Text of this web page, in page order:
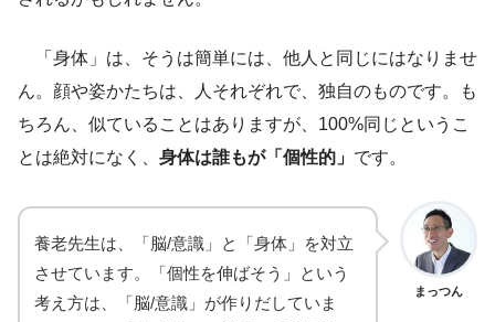
「身体」は、そうは簡単には、他人と同じにはなりませ
ん。顔や姿かたちは、人それぞれで、独自のものです。も
ちろん、似ていることはありますが、100%同じというこ
とは絶対になく、 身体は誰もが「個性的」 です。
まっつん
養老先生は、「脳/意識」と「身体」を対立
させています。「個性を伸ばそう」という
考え方は、「脳/意識」が作りだしていま